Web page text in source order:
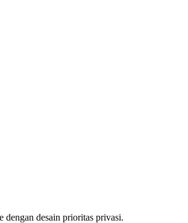
dengan desain prioritas privasi.